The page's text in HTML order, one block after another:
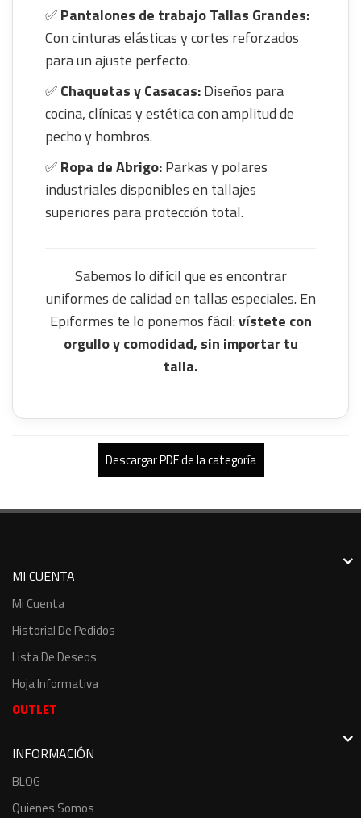
✅Pantalones de trabajo Tallas Grandes:
Con cinturas elásticas y cortes reforzados
para un ajuste perfecto.
✅Chaquetas y Casacas:Diseños para
cocina, clínicas y estética con amplitud de
pecho y hombros.
✅Ropa de Abrigo:Parkas y polares
industriales disponibles en tallajes
superiores para protección total.
Sabemos lo difícil que es encontrar
uniformes de calidad en tallas especiales. En
Epiformes te lo ponemos fácil:vístete con
orgullo y comodidad, sin importar tu
talla.
Descargar PDF de la categoría
MI CUENTA
Mi Cuenta
Historial De Pedidos
Lista De Deseos
Hoja Informativa
OUTLET
INFORMACIÓN
BLOG
Quienes Somos